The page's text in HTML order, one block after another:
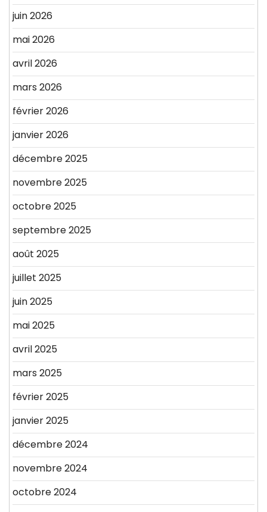
juin 2026
mai 2026
avril 2026
mars 2026
février 2026
janvier 2026
décembre 2025
novembre 2025
octobre 2025
septembre 2025
août 2025
juillet 2025
juin 2025
mai 2025
avril 2025
mars 2025
février 2025
janvier 2025
décembre 2024
novembre 2024
octobre 2024